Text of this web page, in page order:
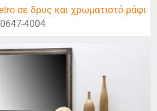
σε δρυς και χρωματιστό ράφι
0647-4004